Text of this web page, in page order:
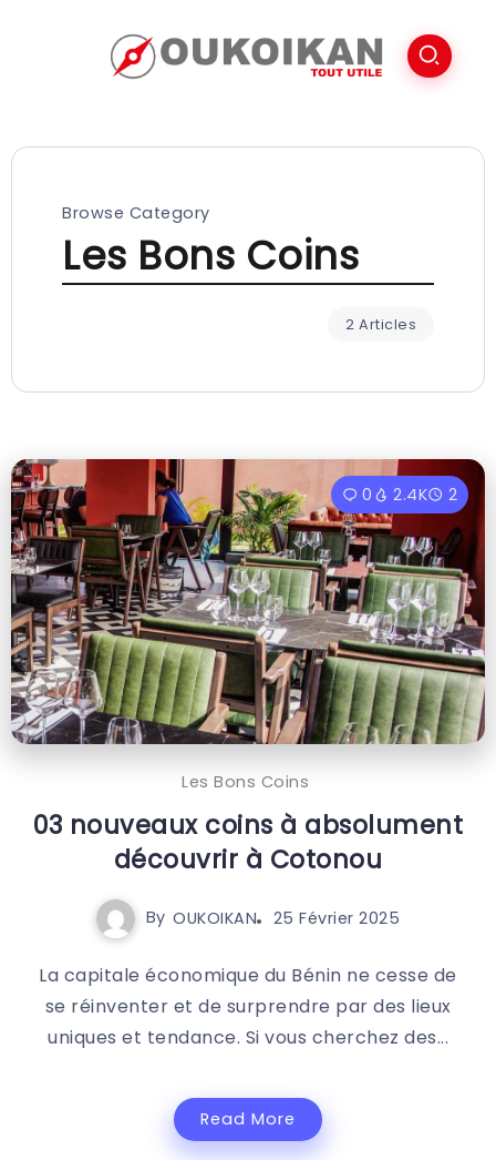
Browse Category
Les Bons Coins
2 Articles
0 2.4K 2
Les Bons Coins
03 nouveaux coins à absolument
découvrir à Cotonou
By OUKOIKAN 25 Février 2025
La capitale économique du Bénin ne cesse de
se réinventer et de surprendre par des lieux
uniques et tendance. Si vous cherchez des...
Read More